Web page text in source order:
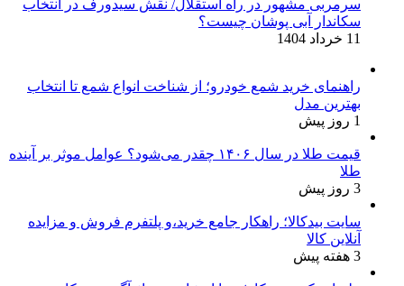
سرمربی مشهور در راه استقلال/ نقش سیدورف در انتخاب
سکاندار آبی پوشان چیست؟
11 خرداد 1404
راهنمای خرید شمع خودرو؛ از شناخت انواع شمع تا انتخاب
بهترین مدل
1 روز پیش
قیمت طلا در سال ۱۴۰۶ چقدر می‌شود؟ عوامل موثر بر آینده
طلا
3 روز پیش
سایت بیدکالا؛ راهکار جامع خرید،و پلتفرم فروش و مزایده
آنلاین کالا
3 هفته پیش